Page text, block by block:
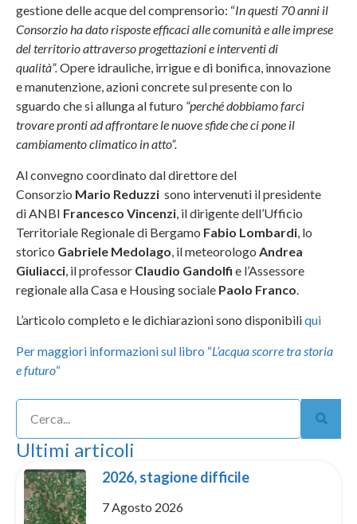
gestione delle acque del comprensorio: “In questi 70 anni il
Consorzio ha dato risposte efficaci alle comunità e alle imprese
del territorio attraverso progettazioni e interventi di
qualità”.Opere idrauliche, irrigue e di bonifica, innovazione
e manutenzione, azioni concrete sul presente con lo
sguardo che si allunga al futuro “perché dobbiamo farci
trovare pronti ad affrontare le nuove sfide che ci pone il
cambiamento climatico in atto”.
Al convegno coordinato dal direttore del
Consorzio Mario Reduzzi sono intervenuti il presidente
di ANBI Francesco Vincenzi , il dirigente dell’Ufficio
Territoriale Regionale di Bergamo Fabio Lombardi , lo
storico Gabriele Medolago , il meteorologo Andrea
Giuliacci , il professor Claudio Gandolfi e l’Assessore
regionale alla Casa e Housing sociale Paolo Franco
L’articolo completo e le dichiarazioni sono disponibiliqui
Per maggiori informazioni sul libro “L’acqua scorre tra storia
e futuro“
Ultimi articoli
2026, stagione difficile
7 Agosto 2026